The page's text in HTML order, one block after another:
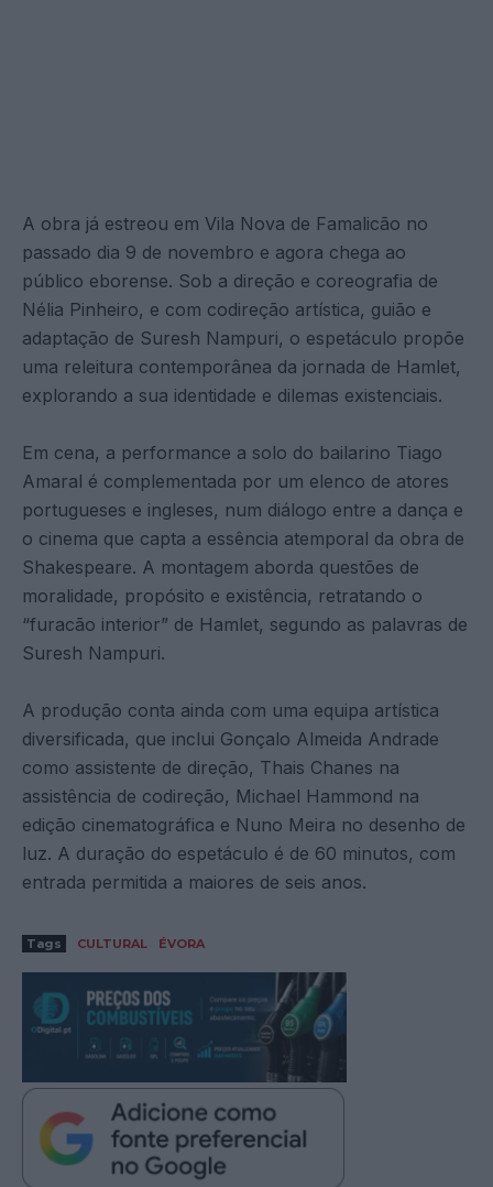
A obra já estreou em Vila Nova de Famalicão no
passado dia 9 de novembro e agora chega ao
público eborense. Sob a direção e coreografia de
Nélia Pinheiro, e com codireção artística, guião e
adaptação de Suresh Nampuri, o espetáculo propõe
uma releitura contemporânea da jornada de Hamlet,
explorando a sua identidade e dilemas existenciais.
Em cena, a performance a solo do bailarino Tiago
Amaral é complementada por um elenco de atores
portugueses e ingleses, num diálogo entre a dança e
o cinema que capta a essência atemporal da obra de
Shakespeare. A montagem aborda questões de
moralidade, propósito e existência, retratando o
“furacão interior” de Hamlet, segundo as palavras de
Suresh Nampuri.
A produção conta ainda com uma equipa artística
diversificada, que inclui Gonçalo Almeida Andrade
como assistente de direção, Thais Chanes na
assistência de codireção, Michael Hammond na
edição cinematográfica e Nuno Meira no desenho de
luz. A duração do espetáculo é de 60 minutos, com
entrada permitida a maiores de seis anos.
Tags CULTURAL ÉVORA